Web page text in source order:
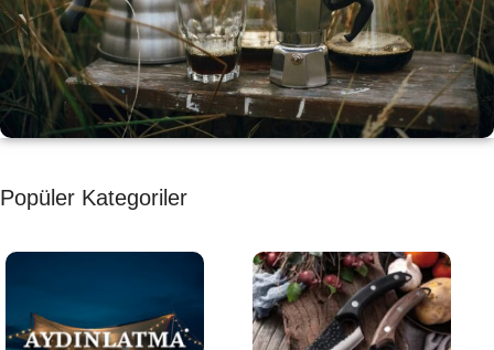
KAHVE KEYFİ
Kahvemizi Denediniz mi ?
Keşfet
Popüler Kategoriler